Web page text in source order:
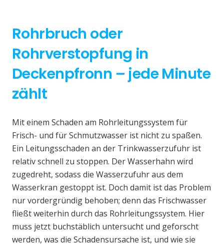
Rohrbruch oder
Rohrverstopfung in
Deckenpfronn – jede Minute
zählt
Mit einem Schaden am Rohrleitungssystem für
Frisch- und für Schmutzwasser ist nicht zu spaßen.
Ein Leitungsschaden an der Trinkwasserzufuhr ist
relativ schnell zu stoppen. Der Wasserhahn wird
zugedreht, sodass die Wasserzufuhr aus dem
Wasserkran gestoppt ist. Doch damit ist das Problem
nur vordergründig behoben; denn das Frischwasser
fließt weiterhin durch das Rohrleitungssystem. Hier
muss jetzt buchstäblich untersucht und geforscht
werden, was die Schadensursache ist, und wie sie